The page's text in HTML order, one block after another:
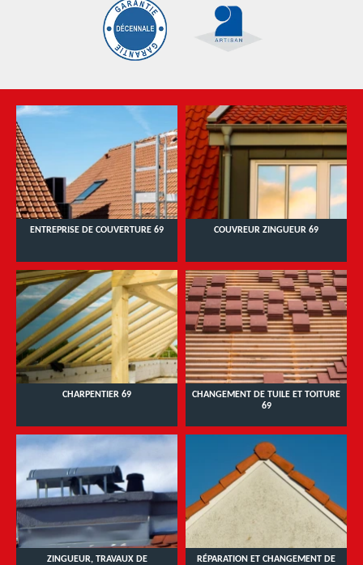
ENTREPRISE DE COUVERTURE 69 COUVREUR ZINGUEUR 69
CHARPENTIER 69
CHANGEMENT DE TUILE ET TOITURE
69
ZINGUEUR, TRAVAUX DE
RÉPARATION ET CHANGEMENT DE